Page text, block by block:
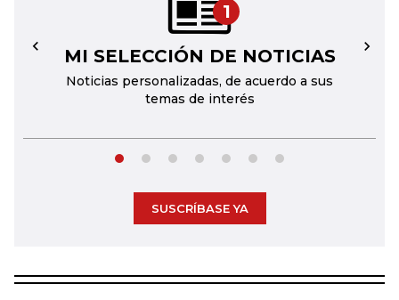
1
MI SELECCIÓN DE NOTICIAS
Noticias personalizadas, de acuerdo a sus
temas de interés
← →
SUSCRÍBASE YA